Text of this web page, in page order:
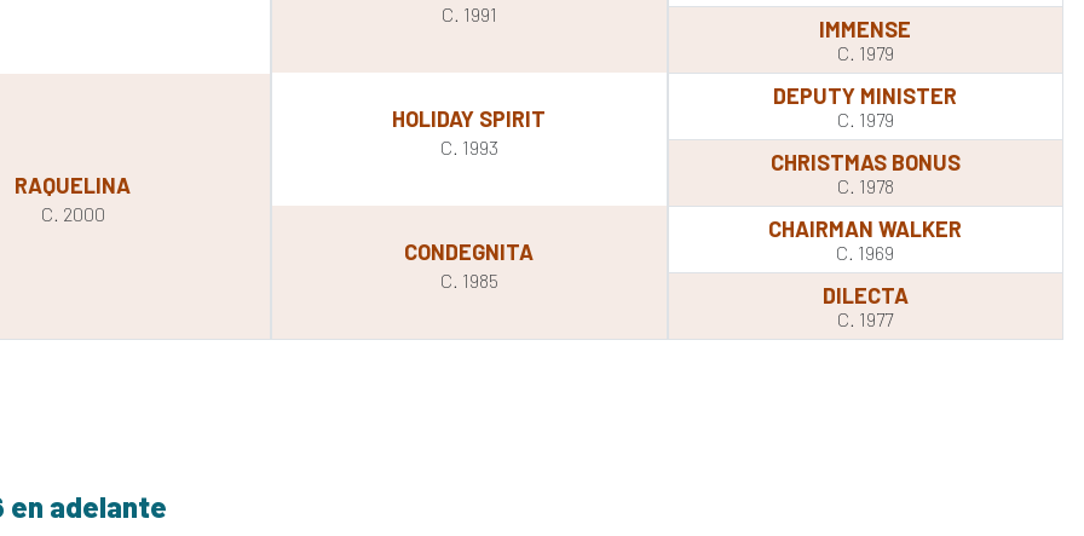
RAQUELINA
C. 2000
C. 1991
HOLIDAY SPIRIT
C. 1993
CONDEGNITA
C. 1985
IMMENSE
C. 1979
DEPUTY MINISTER
C. 1979
CHRISTMAS BONUS
C. 1978
CHAIRMAN WALKER
C. 1969
DILECTA
C. 1977
en adelante